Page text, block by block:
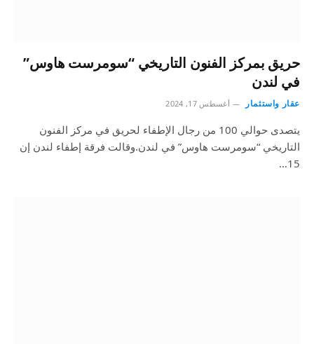
حريق بمركز الفنون التاريخي “سومرست هاوس”
في لندن
عقار واستثمار أغسطس 17, 2024
يتصدى حوالي 100 من رجال الإطفاء لحريق في مركز الفنون
التاريخي “سومرست هاوس” في لندن.وقالت فرقة إطفاء لندن إن
15…